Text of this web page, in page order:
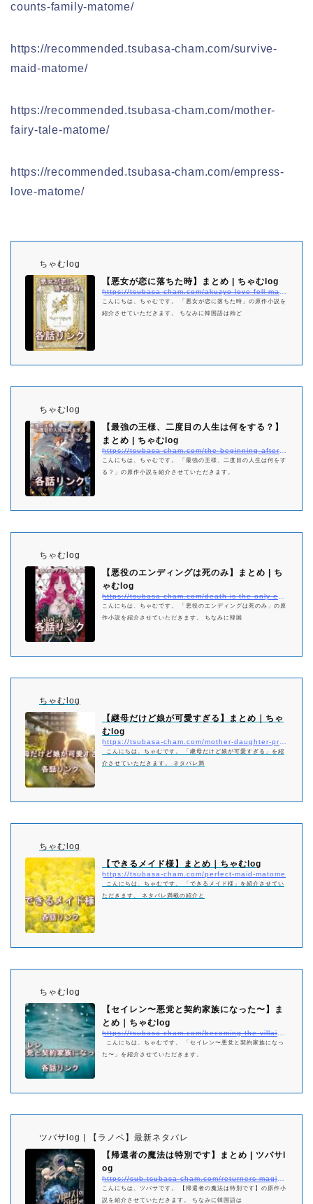
counts-family-matome/
https://recommended.tsubasa-cham.com/survive-
maid-matome/
https://recommended.tsubasa-cham.com/mother-
fairy-tale-matome/
https://recommended.tsubasa-cham.com/empress-
love-matome/
ちゃむlog
【悪女が恋に落ちた時】まとめ | ちゃむlog
こんにちは、ちゃむです。 「悪女が恋に落ちた時」の原作小説を
紹介させていただきます。 ちなみに韓国語は殆ど
ちゃむlog
【最強の王様、二度目の人生は何をする？】
まとめ | ちゃむlog
こんにちは、ちゃむです。 「最強の王様、二度目の人生は何をす
る？」の原作小説を紹介させていただきます。
ちゃむlog
【悪役のエンディングは死のみ】まとめ | ち
ゃむlog
こんにちは、ちゃむです。 「悪役のエンディングは死のみ」の原
作小説を紹介させていただきます。 ちなみに韓国
ちゃむlog
【継母だけど娘が可愛すぎる】まとめ｜ちゃ
むlog
こんにちは、ちゃむです。 「継母だけど娘が可愛すぎる」を紹
介させていただきます。 ネタバレ満
ちゃむlog
【できるメイド様】まとめ｜ちゃむlog
https://tsubasa-cham.com/perfect-maid-matome
こんにちは、ちゃむです。 「できるメイド様」を紹介させてい
ただきます。 ネタバレ満載の紹介と
ちゃむlog
【セイレン〜悪党と契約家族になった〜】ま
とめ｜ちゃむlog
こんにちは、ちゃむです。 「セイレン〜悪党と契約家族になっ
た〜」を紹介させていただきます。
ツバサlog | 【ラノベ】最新ネタバレ
【帰還者の魔法は特別です】まとめ | ツバサl
og
こんにちは、ツバサです。 【帰還者の魔法は特別です】の原作小
説を紹介させていただきます。 ちなみに韓国語は